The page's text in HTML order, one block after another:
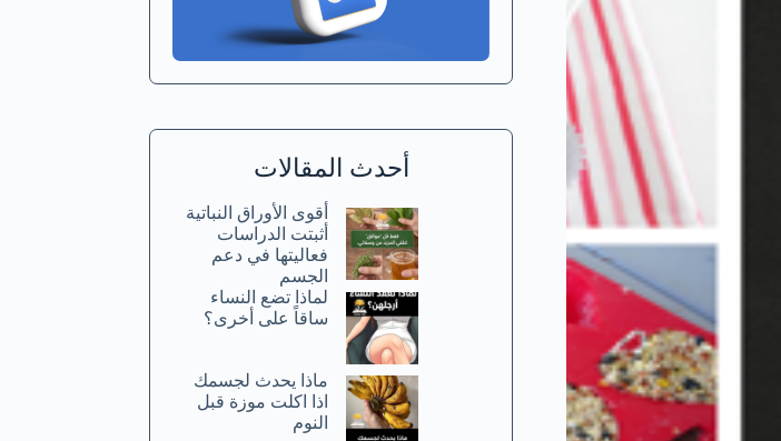
أحدث المقالات
أقوى الأوراق النباتية
أثبتت الدراسات
فعاليتها في دعم
الجسم
لماذا تضع النساء
ساقاً على أخرى؟
ماذا يحدث لجسمك
اذا اكلت موزة قبل
النوم